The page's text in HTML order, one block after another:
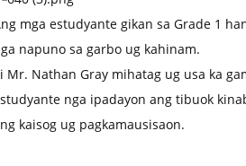
mga estudyante gikan sa Grade 1
napuno sa garbo ug kahinam.
Mr. Nathan Gray mihatag ug usa ka
nga ipadayon ang tibuok
kaisog ug pagkamausisaon.